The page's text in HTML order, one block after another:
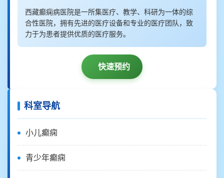
西藏癫痫病医院是一所集医疗、教学、科研为一体的综
合性医院，拥有先进的医疗设备和专业的医疗团队，致
力于为患者提供优质的医疗服务。
快速预约
科室导航
小儿癫痫
青少年癫痫